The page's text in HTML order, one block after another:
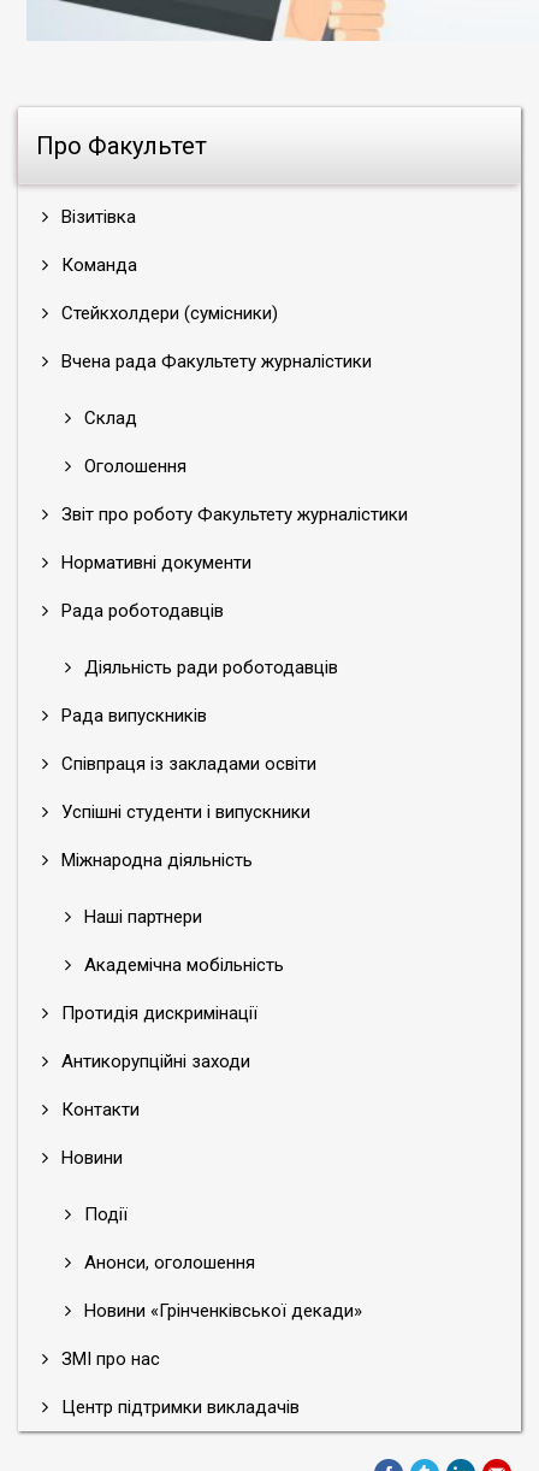
Про Факультет
Візитівка
Команда
Стейкхолдери (сумісники)
Вчена рада Факультету журналістики
Склад
Оголошення
Звіт про роботу Факультету журналістики
Нормативні документи
Рада роботодавців
Діяльність ради роботодавців
Рада випускників
Співпраця із закладами освіти
Успішні студенти і випускники
Міжнародна діяльність
Наші партнери
Академічна мобільність
Протидія дискримінації
Антикорупційні заходи
Контакти
Новини
Події
Анонси, оголошення
Новини «Грінченківської декади»
ЗМІ про нас
Центр підтримки викладачів